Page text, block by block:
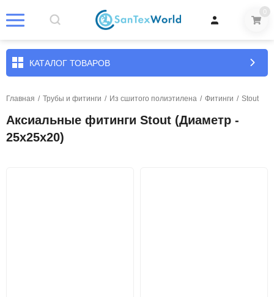
0
КАТАЛОГ ТОВАРОВ
Главная / Трубы и фитинги / Из сшитого полиэтилена / Фитинги / Stout
Аксиальные фитинги Stout (Диаметр -
25х25х20)